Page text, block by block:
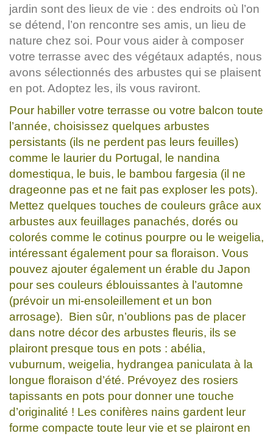
jardin sont des lieux de vie : des endroits où l’on
se détend, l’on rencontre ses amis, un lieu de
nature chez soi. Pour vous aider à composer
votre terrasse avec des végétaux adaptés, nous
avons sélectionnés des arbustes qui se plaisent
en pot. Adoptez les, ils vous raviront.
Pour habiller votre terrasse ou votre balcon toute
l’année, choisissez quelques arbustes
persistants (ils ne perdent pas leurs feuilles)
comme le laurier du Portugal, le nandina
domestiqua, le buis, le bambou fargesia (il ne
drageonne pas et ne fait pas exploser les pots).
Mettez quelques touches de couleurs grâce aux
arbustes aux feuillages panachés, dorés ou
colorés comme le cotinus pourpre ou le weigelia,
intéressant également pour sa floraison. Vous
pouvez ajouter également un érable du Japon
pour ses couleurs éblouissantes à l’automne
(prévoir un mi-ensoleillement et un bon
arrosage). Bien sûr, n’oublions pas de placer
dans notre décor des arbustes fleuris, ils se
plairont presque tous en pots : abélia,
vuburnum, weigelia, hydrangea paniculata à la
longue floraison d’été. Prévoyez des rosiers
tapissants en pots pour donner une touche
d’originalité ! Les conifères nains gardent leur
forme compacte toute leur vie et se plairont en